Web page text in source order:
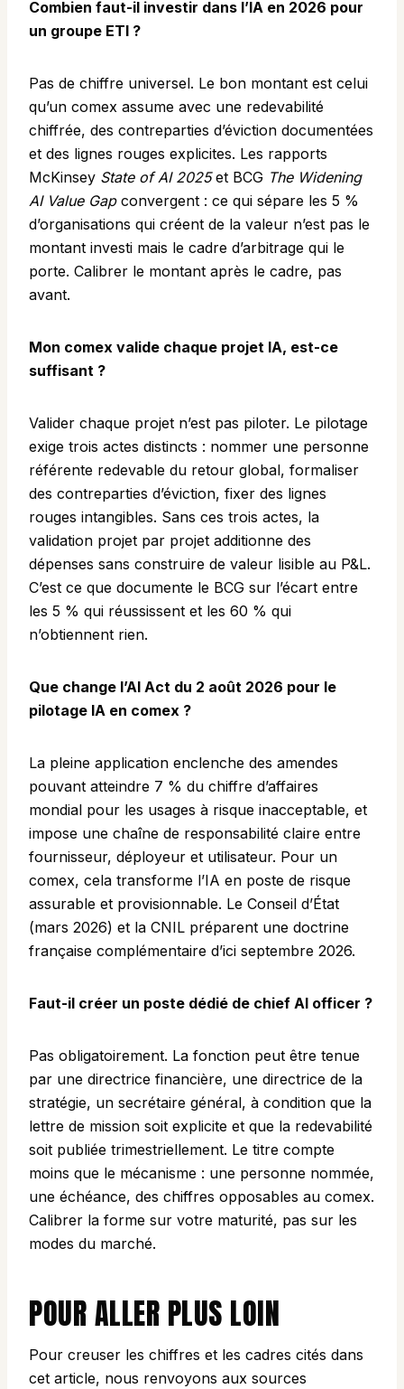
Combien faut-il investir dans l’IA en 2026 pour
un groupe ETI ?
Pas de chiffre universel. Le bon montant est celui
qu’un comex assume avec une redevabilité
chiffrée, des contreparties d’éviction documentées
et des lignes rouges explicites. Les rapports
McKinsey State of AI 2025et BCG The Widening
AI Value Gapconvergent : ce qui sépare les 5 %
d’organisations qui créent de la valeur n’est pas le
montant investi mais le cadre d’arbitrage qui le
porte. Calibrer le montant après le cadre, pas
avant.
Mon comex valide chaque projet IA, est-ce
suffisant ?
Valider chaque projet n’est pas piloter. Le pilotage
exige trois actes distincts : nommer une personne
référente redevable du retour global, formaliser
des contreparties d’éviction, fixer des lignes
rouges intangibles. Sans ces trois actes, la
validation projet par projet additionne des
dépenses sans construire de valeur lisible au P&L.
C’est ce que documente le BCG sur l’écart entre
les 5 % qui réussissent et les 60 % qui
n’obtiennent rien.
Que change l’AI Act du 2 août 2026 pour le
pilotage IA en comex ?
La pleine application enclenche des amendes
pouvant atteindre 7 % du chiffre d’affaires
mondial pour les usages à risque inacceptable, et
impose une chaîne de responsabilité claire entre
fournisseur, déployeur et utilisateur. Pour un
comex, cela transforme l’IA en poste de risque
assurable et provisionnable. Le Conseil d’État
(mars 2026) et la CNIL préparent une doctrine
française complémentaire d’ici septembre 2026.
Faut-il créer un poste dédié de chief AI officer ?
Pas obligatoirement. La fonction peut être tenue
par une directrice financière, une directrice de la
stratégie, un secrétaire général, à condition que la
lettre de mission soit explicite et que la redevabilité
soit publiée trimestriellement. Le titre compte
moins que le mécanisme : une personne nommée,
une échéance, des chiffres opposables au comex.
Calibrer la forme sur votre maturité, pas sur les
modes du marché.
POUR ALLER PLUS LOIN
Pour creuser les chiffres et les cadres cités dans
cet article, nous renvoyons aux sources